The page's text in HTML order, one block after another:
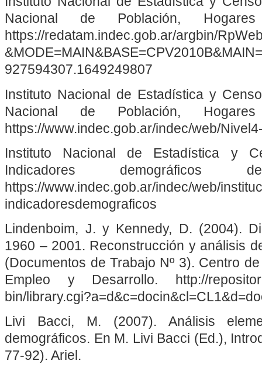
Nacional de Población,
https://redatam.indec.gob.ar/argbin/
927594307.1649249807
Instituto Nacional de Estadística y
Nacional de Población,
https://www.indec.gob.ar/indec/web/
Instituto Nacional de Estadística y
Indicadores
https://www.indec.gob.ar/indec/web/
indicadoresdemograficos
Lindenboim, J. y Kennedy, D. (2004).
1960 – 2001. Reconstrucción y análisis
(Documentos de Trabajo Nº 3). Centro
Empleo y Desarrollo. http://
bin/
Livi Bacci, M. (2007). Análisis
demográficos. En M. Livi Bacci (Ed.),
77-92). Ariel.